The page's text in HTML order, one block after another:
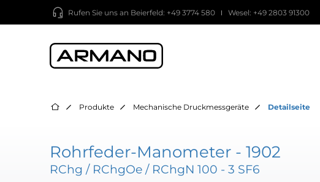
Rufen Sie uns an Beierfeld: +49 3774 580 Wesel: +49 2803 91300
Produkte Mechanische Druckmessgeräte Detailseite
Rohrfeder-Manometer - 1902
RChg / RChgOe / RChgN 100 - 3 SF6